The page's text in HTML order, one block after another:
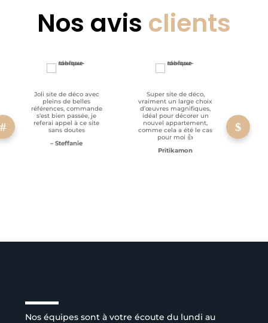
Nos avis clients
Joli site de déco avec
pleins de belles
références, commande
s’est bien passée, je
referai appel à ce site
sans doutes
– Steffanie
Super site de déco,
vraiment un large choix
d’œuvres magnifiques,
idéal pour décorer un
nouvel appartement,
comme cela a été le cas
pour moi 👍
Pritikamon
Nos équipes sont à votre écoute du lundi au